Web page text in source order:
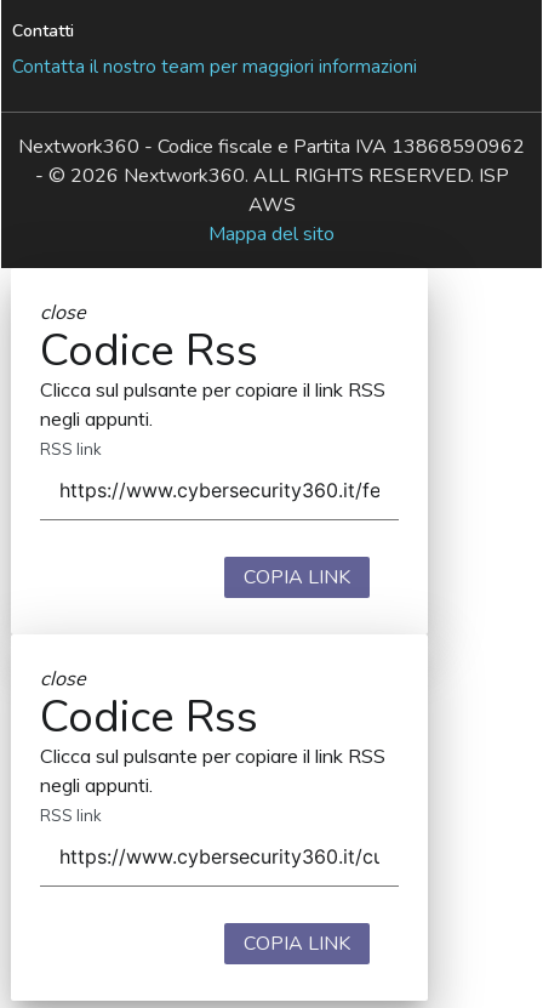
Contatti
Contatta il nostro team per maggiori informazioni
Nextwork360 - Codice fiscale e Partita IVA 13868590962
- © 2026 Nextwork360. ALL RIGHTS RESERVED. ISP
AWS
Mappa del sito
close
Codice Rss
Clicca sul pulsante per copiare il link RSS
negli appunti.
RSS link
COPIA LINK
close
Codice Rss
Clicca sul pulsante per copiare il link RSS
negli appunti.
RSS link
COPIA LINK